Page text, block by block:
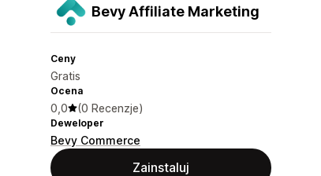
Bevy Affiliate Marketing
Ceny
Gratis
Ocena
0,0 (0 Recenzje)
Deweloper
Bevy Commerce
Zainstaluj